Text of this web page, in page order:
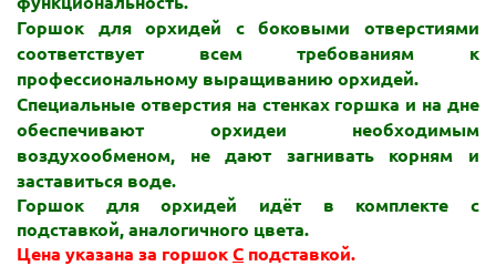
Горшок для орхидей с боковыми отверстиями
соответствует всем требованиям к
профессиональному выращиванию орхидей.
Специальные отверстия на стенках горшка и на дне
обеспечивают орхидеи необходимым
воздухообменом, не дают загнивать корням и
заставиться воде.
Горшок для орхидей идёт в комплекте с
подставкой, аналогичного цвета.
Цена указана за горшокС подставкой.